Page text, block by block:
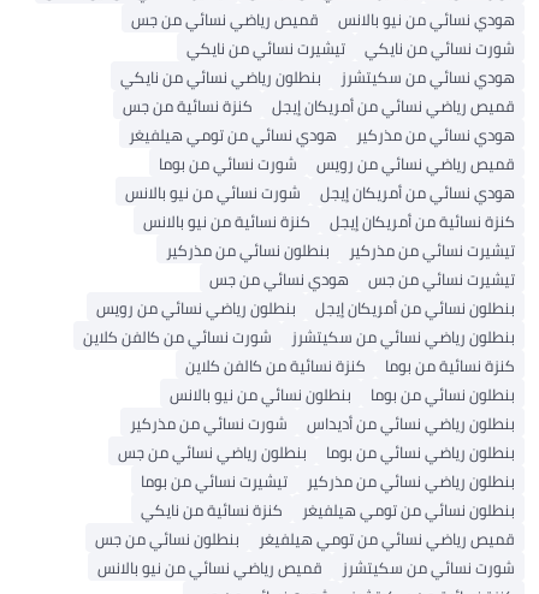
هودي نسائي من نيو بالانس
قميص رياضي نسائي من جس
شورت نسائي من نايكي
تيشيرت نسائي من نايكي
هودي نسائي من سكيتشرز
بنطلون رياضي نسائي من نايكي
قميص رياضي نسائي من أمريكان إيجل
كنزة نسائية من جس
هودي نسائي من مذركير
هودي نسائي من تومي هيلفيغر
قميص رياضي نسائي من رويس
شورت نسائي من بوما
هودي نسائي من أمريكان إيجل
شورت نسائي من نيو بالانس
كنزة نسائية من أمريكان إيجل
كنزة نسائية من نيو بالانس
تيشيرت نسائي من مذركير
بنطلون نسائي من مذركير
تيشيرت نسائي من جس
هودي نسائي من جس
بنطلون نسائي من أمريكان إيجل
بنطلون رياضي نسائي من رويس
بنطلون رياضي نسائي من سكيتشرز
شورت نسائي من كالفن كلاين
كنزة نسائية من بوما
كنزة نسائية من كالفن كلاين
بنطلون نسائي من بوما
بنطلون نسائي من نيو بالانس
بنطلون رياضي نسائي من أديداس
شورت نسائي من مذركير
بنطلون رياضي نسائي من بوما
بنطلون رياضي نسائي من جس
بنطلون رياضي نسائي من مذركير
تيشيرت نسائي من بوما
بنطلون نسائي من تومي هيلفيغر
كنزة نسائية من نايكي
قميص رياضي نسائي من تومي هيلفيغر
بنطلون نسائي من جس
شورت نسائي من سكيتشرز
قميص رياضي نسائي من نيو بالانس